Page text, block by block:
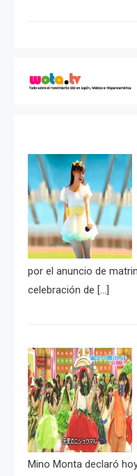
por el anuncio de
celebración de […]
Mino Monta declaró